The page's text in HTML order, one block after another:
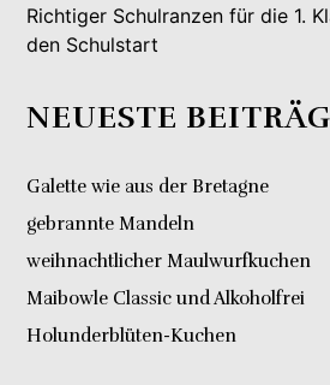
Richtiger Schulranzen für die 1.
den Schulstart
NEUESTE
Galette wie aus der Bretagne
gebrannte Mandeln
weihnachtlicher Maulwurfkuchen
Maibowle Classic und Alkoholfrei
Holunderblüten-Kuchen